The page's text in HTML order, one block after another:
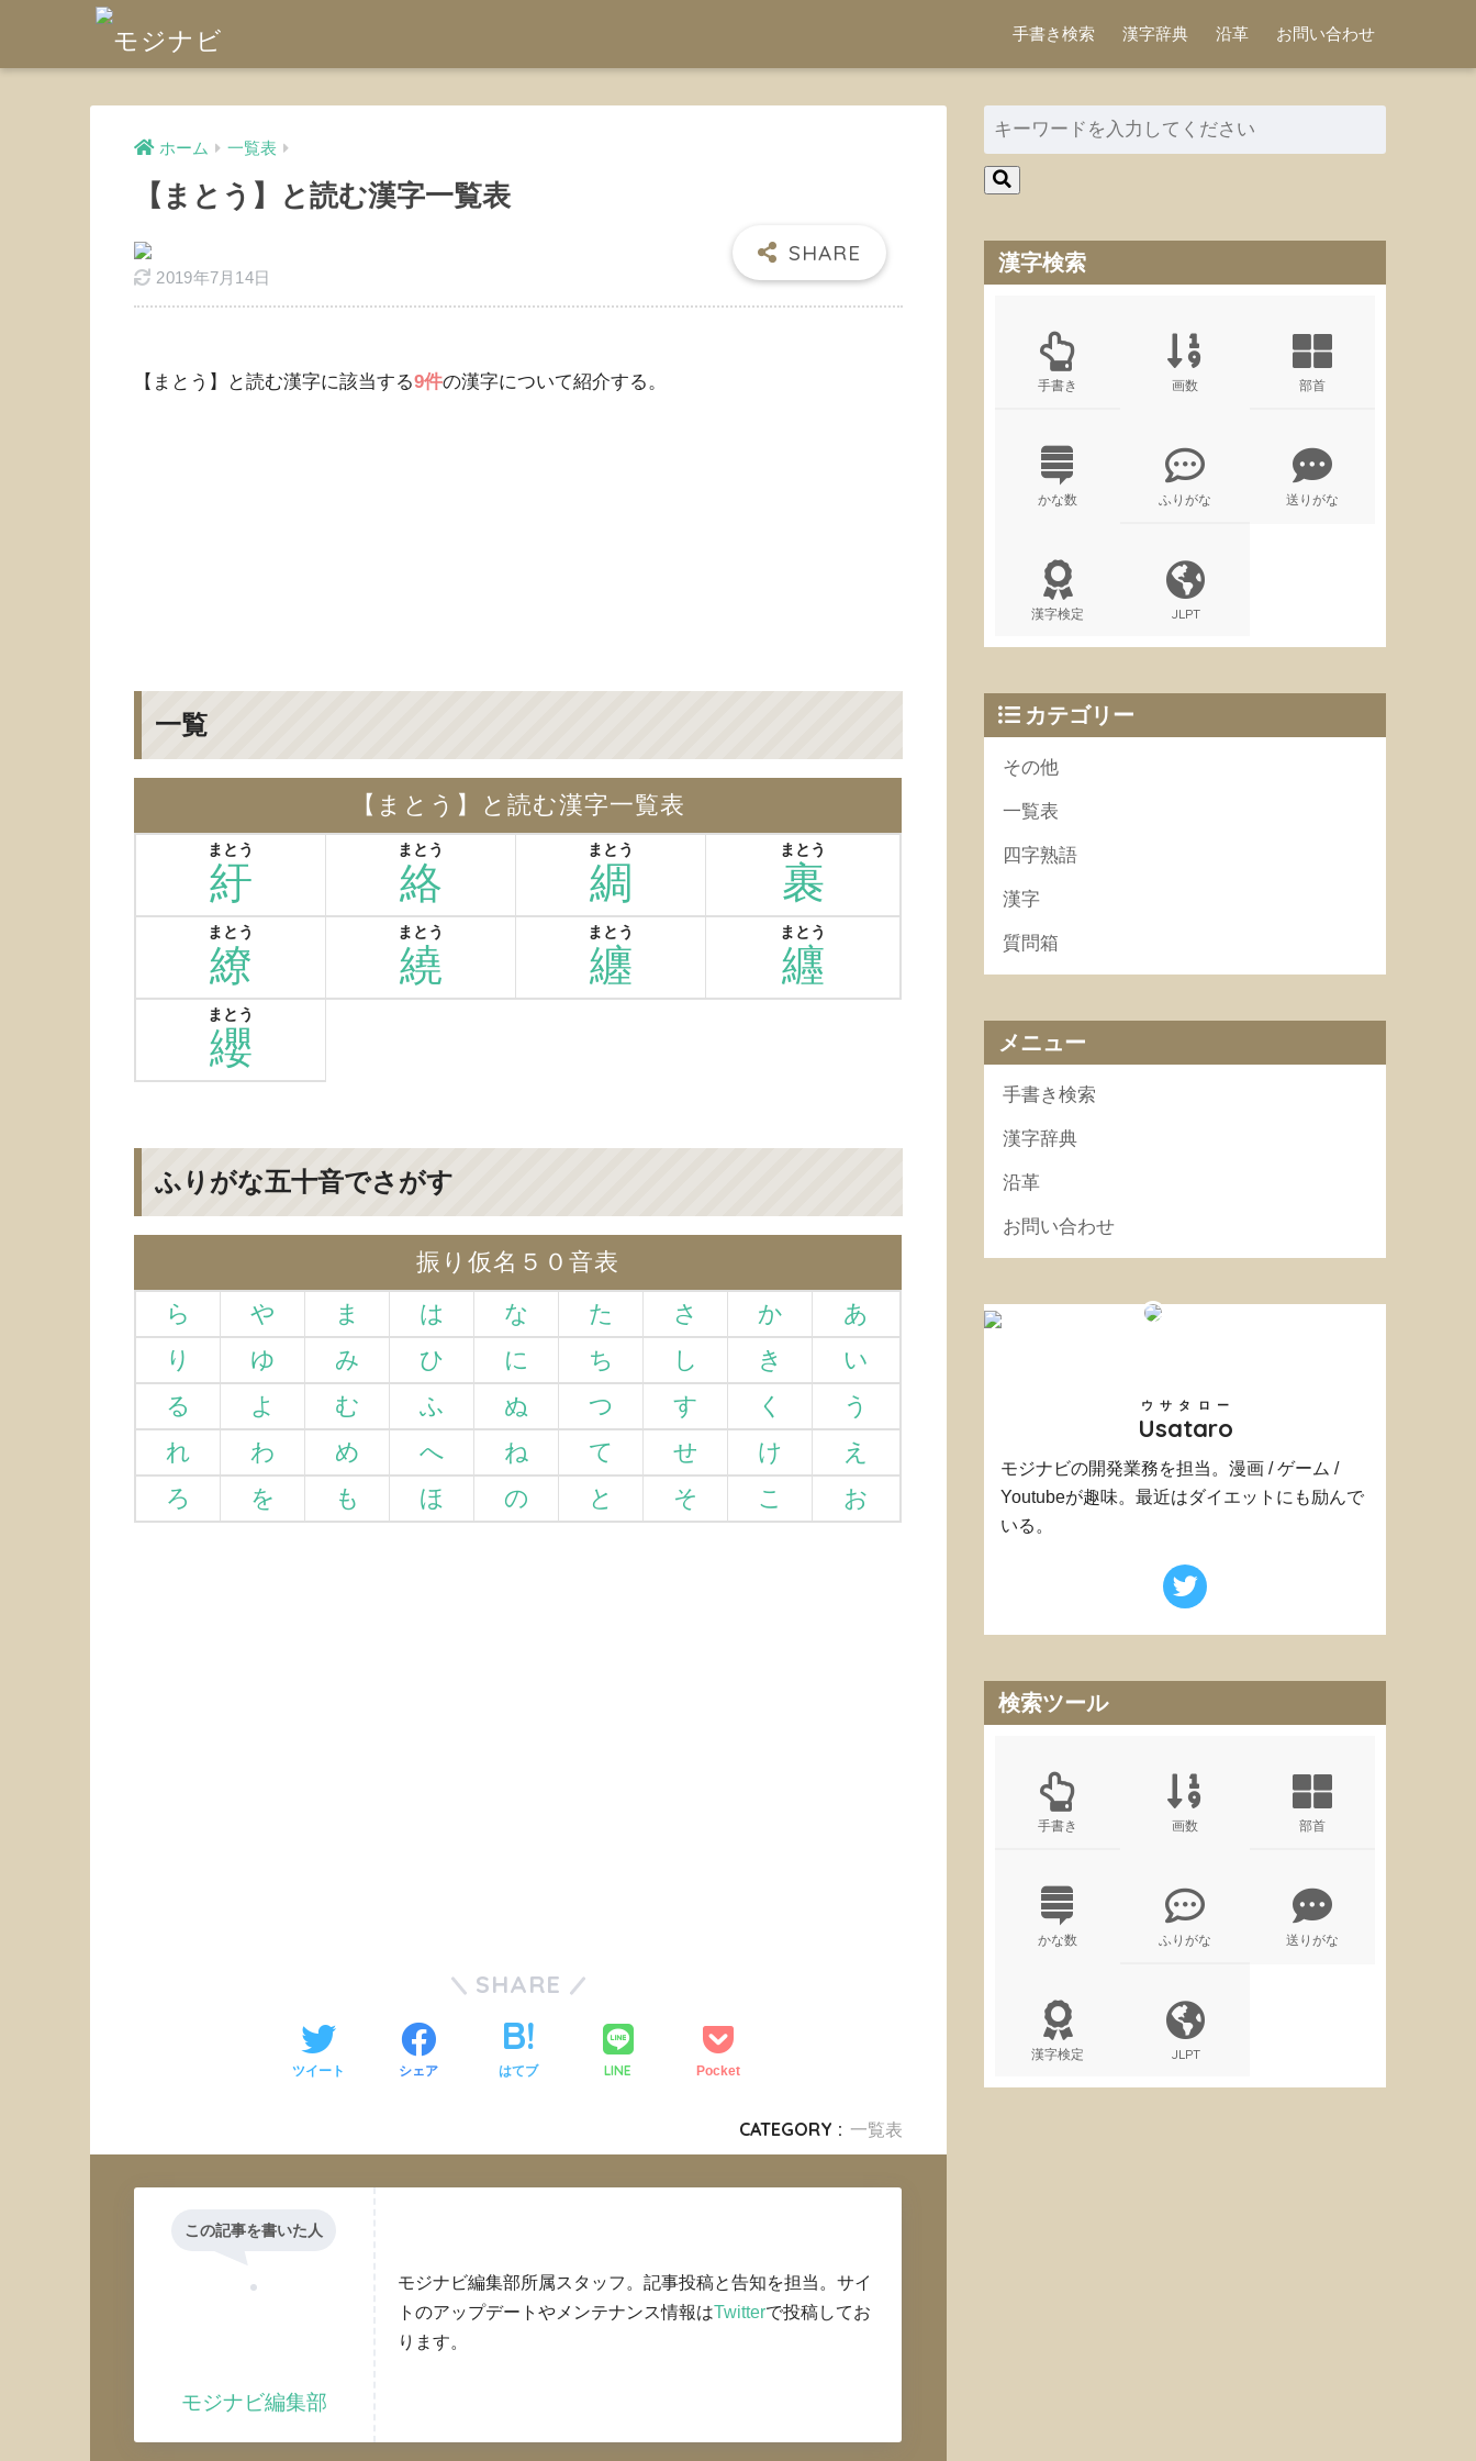
手書き検索 漢字辞典 沿革 お問い合わせ
ホーム 一覧表
【まとう】と読む漢字一覧表
2019年7月14日
【まとう】と読む漢字に該当する9件の漢字について紹介する。
一覧
【まとう】と読む漢字一覧表
紆
まとう
絡
まとう
綢
まとう
裹
まとう
繚
まとう
繞
まとう
纏
まとう
纒
まとう
纓
まとう
ふりがな五十音でさがす
振り仮名５０音表
ら
や ま は な た さ か
あ
り
ゆ み ひ に ち し き
い
る
よ む ふ ぬ つ す く
う
れ
わ め へ ね て せ け
え
ろ
を も ほ の と そ こ お
SHARE
ツイート シェア はてブ LINE Pocket
CATEGORY : 一覧表
この記事を書いた人
モジナビ編集部
モジナビ編集部所属スタッフ。記事投稿と告知を担当。サイ
トのアップデートやメンテナンス情報はTwitterで投稿してお
ります。
漢字検索
手書き 画数 部首
かな数 ふりがな 送りがな
漢字検定 JLPT
カテゴリー
その他
一覧表
四字熟語
漢字
質問箱
メニュー
手書き検索
漢字辞典
沿革
お問い合わせ
Usataro
ウサタロー
モジナビの開発業務を担当。漫画 / ゲーム /
Youtubeが趣味。最近はダイエットにも励んで
いる。
検索ツール
手書き 画数 部首
かな数 ふりがな 送りがな
漢字検定 JLPT